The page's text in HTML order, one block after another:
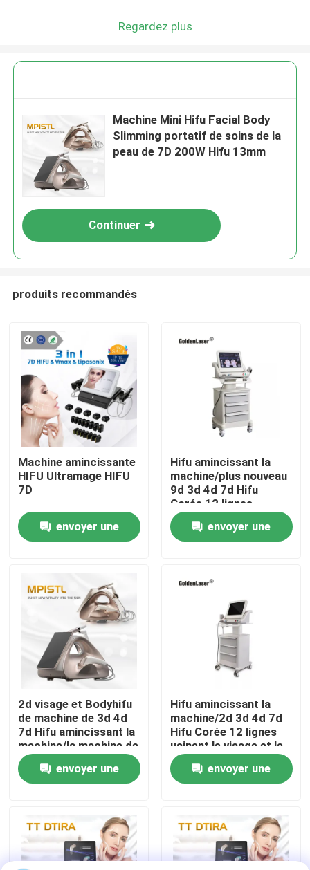
Maison
Produits
VR Show
Au sujet de nous
Visite d'usine
Contrôle de qualité
Contactez-nous
Demandez une citation
Regardez plus
Machine Mini Hifu Facial Body
Slimming portatif de soins de la
peau de 7D 200W Hifu 13mm
Continuer
produits recommandés
Machine amincissante
HIFU Ultramage HIFU
7D
envoyer une
Hifu amincissant la
machine/plus nouveau
9d 3d 4d 7d Hifu
Corée 12 lignes
usinent le visage et le
corps envoyer une
2d visage et Bodyhifu
de machine de 3d 4d
7d Hifu amincissant la
machine/la machine de
levage visage de Hifu
envoyer une
Hifu amincissant la
machine/2d 3d 4d 7d
Hifu Corée 12 lignes
usinent le visage et le
corps
envoyer une